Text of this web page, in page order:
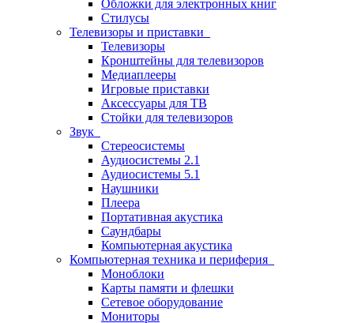
Обложки для электронных книг
Стилусы
Телевизоры и приставки
Телевизоры
Кронштейны для телевизоров
Медиаплееры
Игровые приставки
Аксессуары для ТВ
Стойки для телевизоров
Звук
Стереосистемы
Аудиосистемы 2.1
Аудиосистемы 5.1
Наушники
Плеера
Портативная акустика
Саундбары
Компьютерная акустика
Компьютерная техника и периферия
Моноблоки
Карты памяти и флешки
Сетевое оборудование
Мониторы